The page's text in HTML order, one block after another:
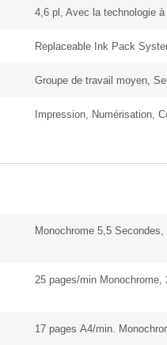
4,6 pl, Avec la technologie
Replaceable Ink Pack
Groupe de travail moyen,
Impression, Numérisation,
Monochrome 5,5
25 pages/min Monochrome,
17 pages A4/min.